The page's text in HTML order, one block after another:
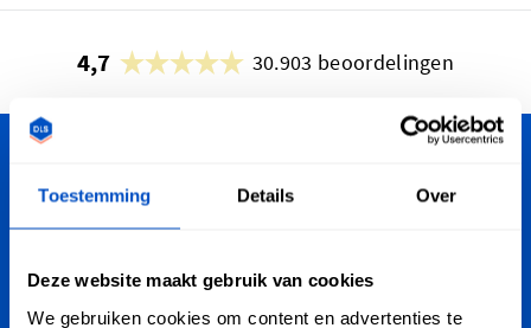
Toestemming Details Over
Deze website maakt gebruik van cookies
We gebruiken cookies om content en advertenties te
4,7 30.903 beoordelingen
Personaliseer je creaties
Dutch Label Shop bezorgt je bestelling in heel Nederland,
Oh ja, we verzenden ook wereldwijd!